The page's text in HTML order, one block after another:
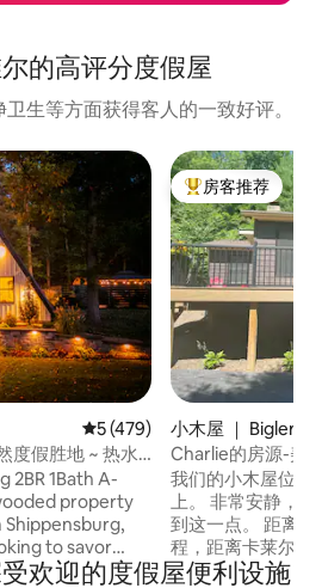
的高评分度假屋
生等方面获得客人的一致好评。
平均评分 5 分（满分 5 分），
5 (479)
度假胜地 ~ 热水
2BR 1Bath A-
property
Shippensburg,
to savor
the luxurious
热门「房客推荐」
房客推荐
小木屋 ｜
Charlie的房源-美
屋。
我们的小木屋位于
上。 非常安静，
到这一点。 距离
程，距离卡莱尔展
近米肖州立森林、
欢迎的度假屋便利设施